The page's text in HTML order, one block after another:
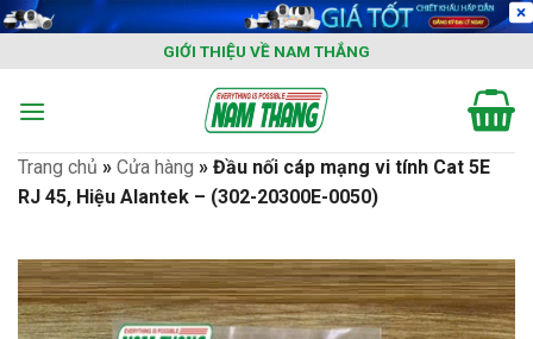
Skip
content
GIỚI THIỆU VỀ NAM THẮNG
Trang chủ » Cửa hàng » Đầu nối cáp mạng vi tính Cat 5E
RJ 45, Hiệu Alantek – (302-20300E-0050)